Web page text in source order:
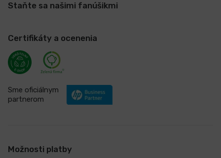
Staňte sa našimi fanúšikmi
Certifikáty a ocenenia
Sme oficiálnym
partnerom
Možnosti platby